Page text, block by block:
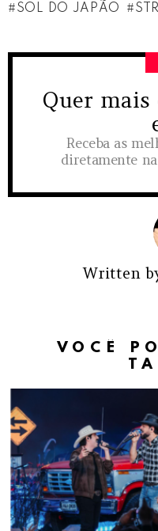
SOL DO JAPÃO
Quer mais
Receba as
diretamente
Written
VOCÊ